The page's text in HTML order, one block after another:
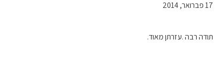
17 פברואר, 2014
תודה רבה .עזרתן מאוד.